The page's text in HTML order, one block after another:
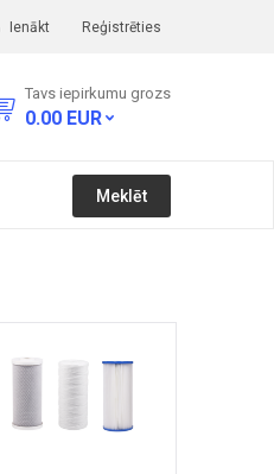
Ienākt Reģistrēties
Tavs iepirkumu grozs
0.00 EUR
Meklēt